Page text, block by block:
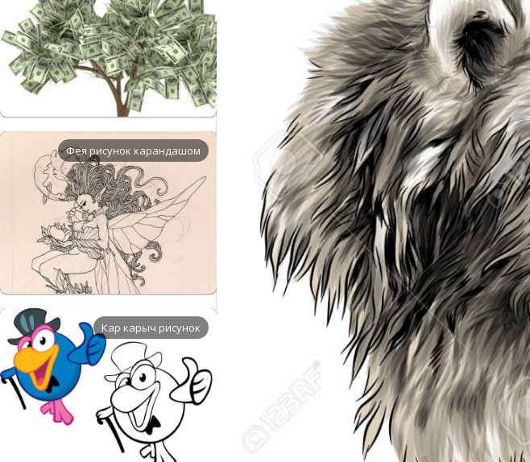
Фея рисунок карандашом
Кар карыч рисунок